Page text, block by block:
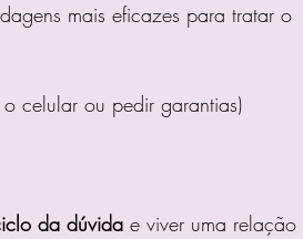
mais eficazes para tratar o
celular ou pedir garantias)
da dúvida e viver uma relação